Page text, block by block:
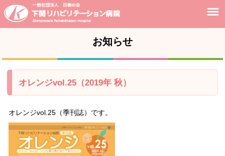
お知らせ
オレンジvol.25（2019年 秋）
オレンジvol.25（季刊誌）です。